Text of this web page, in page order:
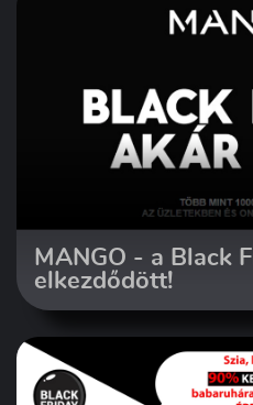
MANGO - a Black
elkezdődött!